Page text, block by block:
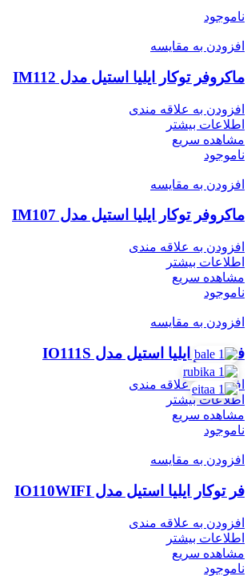
ناموجود
افزودن به مقایسه
ماکروفر توکار ایلیا استیل مدل IM112
افزودن به علاقه مندی
اطلاعات بیشتر
مشاهده سریع
ناموجود
افزودن به مقایسه
ماکروفر توکار ایلیا استیل مدل IM107
افزودن به علاقه مندی
اطلاعات بیشتر
مشاهده سریع
ناموجود
افزودن به مقایسه
فر توکار ایلیا استیل مدل IO111S
افزودن به علاقه مندی
اطلاعات بیشتر
مشاهده سریع
ناموجود
افزودن به مقایسه
فر توکار ایلیا استیل مدل IO110WIFI
افزودن به علاقه مندی
اطلاعات بیشتر
مشاهده سریع
ناموجود